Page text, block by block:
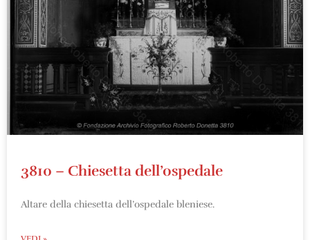
3810 – Chiesetta dell’ospedale
Altare della chiesetta dell’ospedale bleniese.